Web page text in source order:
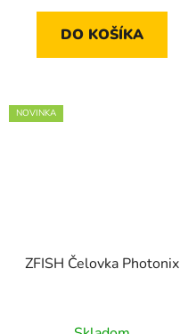
DO KOŠÍKA
NOVINKA
ZFISH Čelovka Photonix